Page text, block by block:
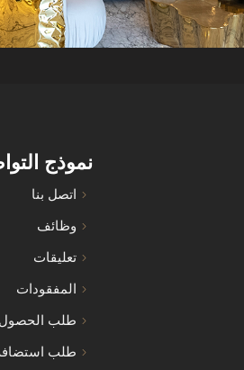
نموذج
اتصل بنا
وظائف
تعليقات
المفقودات
طلب
طلب